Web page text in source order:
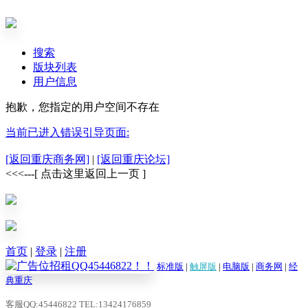
搜索
版块列表
用户信息
抱歉，您指定的用户空间不存在
当前已进入错误引导页面:
[返回重庆商务网] | [返回重庆论坛]
<<<---[ 点击这里返回上一页 ]
首页 | 登录 | 注册
标准版 | 触屏版 | 电脑版 | 商务网 | 经
典重庆
客服QQ:45446822 TEL:13424176859